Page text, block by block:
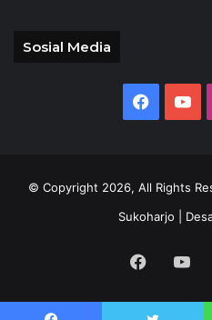
Sosial Media
© Copyright 2026, All Rights
Sukoharjo |